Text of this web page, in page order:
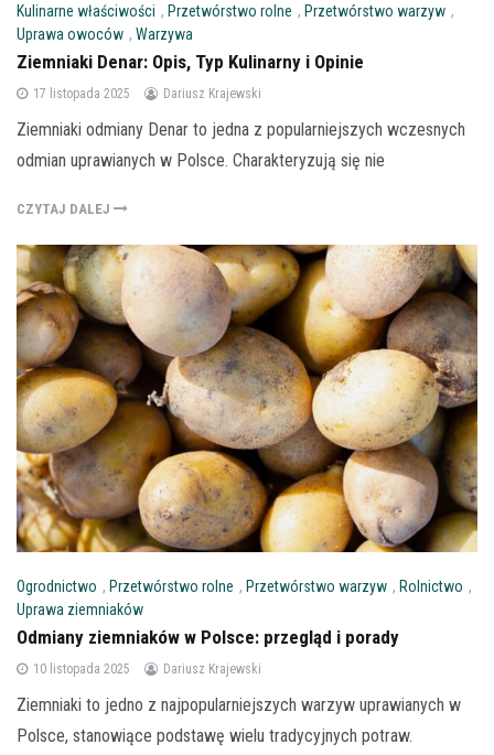
Kulinarne właściwości , Przetwórstwo rolne , Przetwórstwo warzyw ,
Uprawa owoców , Warzywa
Ziemniaki Denar: Opis, Typ Kulinarny i Opinie
17 listopada 2025 Dariusz Krajewski
Ziemniaki odmiany Denar to jedna z popularniejszych wczesnych
odmian uprawianych w Polsce. Charakteryzują się nie
CZYTAJ DALEJ
Ogrodnictwo , Przetwórstwo rolne , Przetwórstwo warzyw , Rolnictwo ,
Uprawa ziemniaków
Odmiany ziemniaków w Polsce: przegląd i porady
10 listopada 2025 Dariusz Krajewski
Ziemniaki to jedno z najpopularniejszych warzyw uprawianych w
Polsce, stanowiące podstawę wielu tradycyjnych potraw.